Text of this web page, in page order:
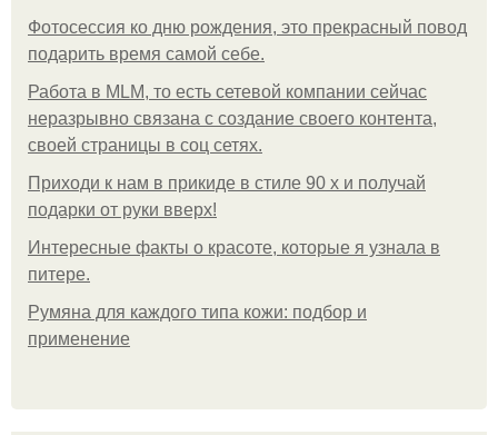
Фотосессия ко дню рождения, это прекрасный повод
подарить время самой себе.
Работа в MLM, то есть сетевой компании сейчас
неразрывно связана с создание своего контента,
своей страницы в соц сетях.
Приходи к нам в прикиде в стиле 90 х и получай
подарки от руки вверх!
Интересные факты о красоте, которые я узнала в
питере.
Румяна для каждого типа кожи: подбор и
применение